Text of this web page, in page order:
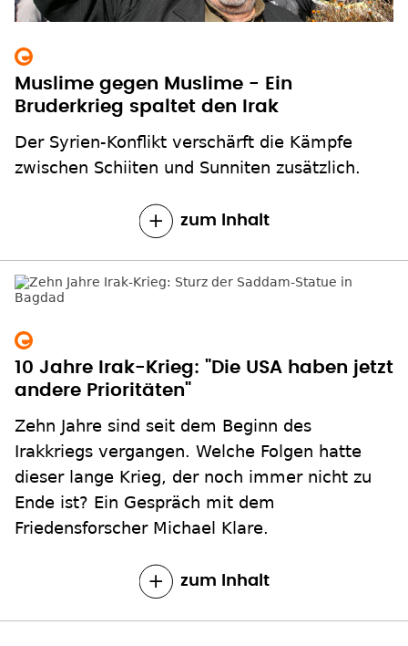
Muslime gegen Muslime - Ein
Bruderkrieg spaltet den Irak
Der Syrien-Konflikt verschärft die Kämpfe
zwischen Schiiten und Sunniten zusätzlich.
zum Inhalt
10 Jahre Irak-Krieg: "Die USA haben jetzt
andere Prioritäten"
Zehn Jahre sind seit dem Beginn des
Irakkriegs vergangen. Welche Folgen hatte
dieser lange Krieg, der noch immer nicht zu
Ende ist? Ein Gespräch mit dem
Friedensforscher Michael Klare.
zum Inhalt